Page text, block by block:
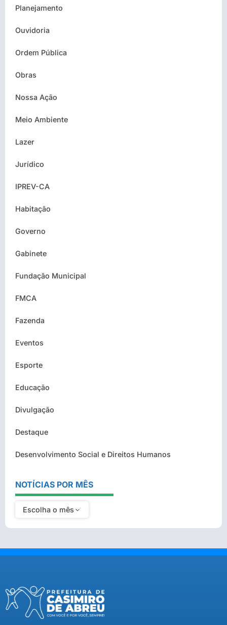
Planejamento
Ouvidoria
Ordem Pública
Obras
Nossa Ação
Meio Ambiente
Lazer
Jurídico
IPREV-CA
Habitação
Governo
Gabinete
Fundação Municipal
FMCA
Fazenda
Eventos
Esporte
Educação
Divulgação
Destaque
Desenvolvimento Social e Direitos Humanos
NOTÍCIAS POR MÊS
Escolha o mês